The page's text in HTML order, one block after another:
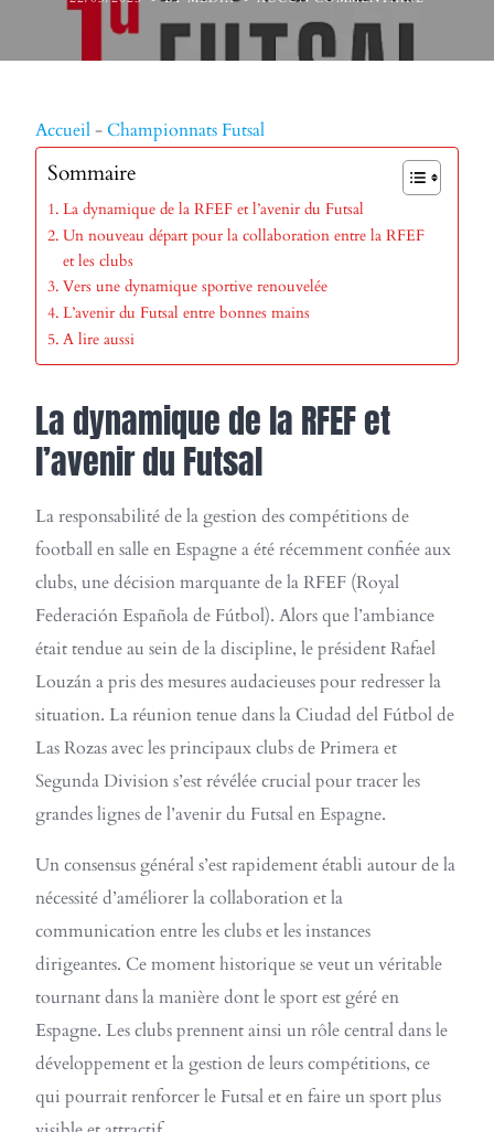
Accueil-Championnats Futsal
Sommaire
La dynamique de la RFEF et l’avenir du Futsal
Un nouveau départ pour la collaboration entre la RFEF
et les clubs
Vers une dynamique sportive renouvelée
L’avenir du Futsal entre bonnes mains
A lire aussi
La dynamique de la RFEF et
l’avenir du Futsal
La responsabilité de la gestion des compétitions de
football en salle en Espagne a été récemment confiée aux
clubs, une décision marquante de la RFEF (Royal
Federación Española de Fútbol). Alors que l’ambiance
était tendue au sein de la discipline, le président Rafael
Louzán a pris des mesures audacieuses pour redresser la
situation. La réunion tenue dans la Ciudad del Fútbol de
Las Rozas avec les principaux clubs de Primera et
Segunda Division s’est révélée crucial pour tracer les
grandes lignes de l’avenir du Futsal en Espagne.
Un consensus général s’est rapidement établi autour de la
nécessité d’améliorer la collaboration et la
communication entre les clubs et les instances
dirigeantes. Ce moment historique se veut un véritable
tournant dans la manière dont le sport est géré en
Espagne. Les clubs prennent ainsi un rôle central dans le
développement et la gestion de leurs compétitions, ce
qui pourrait renforcer le Futsal et en faire un sport plus